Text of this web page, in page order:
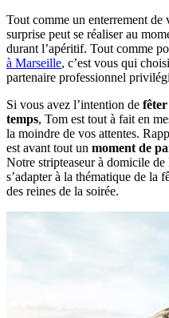
Tout comme un enterrement
surprise peut se réaliser au
durant l’apéritif. Tout comme
à Marseille, c’est vous qui
partenaire professionnel
Si vous avez l’intention de
temps, Tom est tout à fait en
la moindre de vos attentes.
est avant tout un moment de
Notre stripteaseur à domicile
s’adapter à la thématique de la
des reines de la soirée.